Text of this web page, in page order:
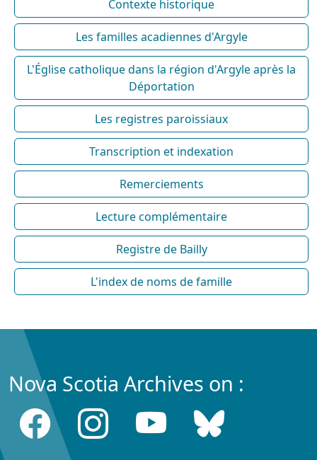
Contexte historique
Les familles acadiennes d'Argyle
L'Église catholique dans la région d'Argyle après la
Déportation
Les registres paroissiaux
Transcription et indexation
Remerciements
Lecture complémentaire
Registre de Bailly
L'index de noms de famille
Nova Scotia Archives on :